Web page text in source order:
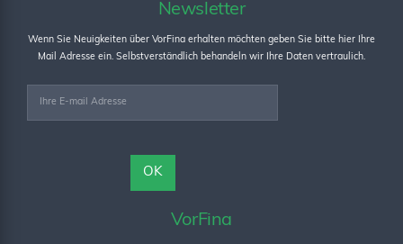
Newsletter
Wenn Sie Neuigkeiten über VorFina erhalten möchten geben Sie bitte hier Ihre
Mail Adresse ein. Selbstverständlich behandeln wir Ihre Daten vertraulich.
VorFina